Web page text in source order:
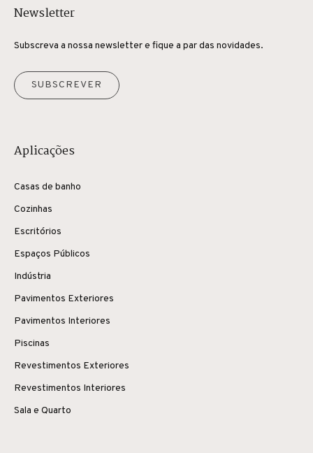
Newsletter
Subscreva a nossa newsletter e fique a par das novidades.
SUBSCREVER
Aplicações
Casas de banho
Cozinhas
Escritórios
Espaços Públicos
Indústria
Pavimentos Exteriores
Pavimentos Interiores
Piscinas
Revestimentos Exteriores
Revestimentos Interiores
Sala e Quarto